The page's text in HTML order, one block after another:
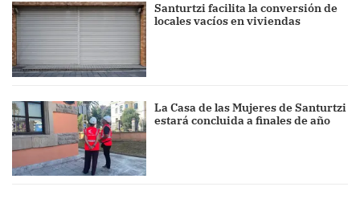
Santurtzi facilita la conversión de
locales vacíos en viviendas
La Casa de las Mujeres de Santurtzi
estará concluida a finales de año